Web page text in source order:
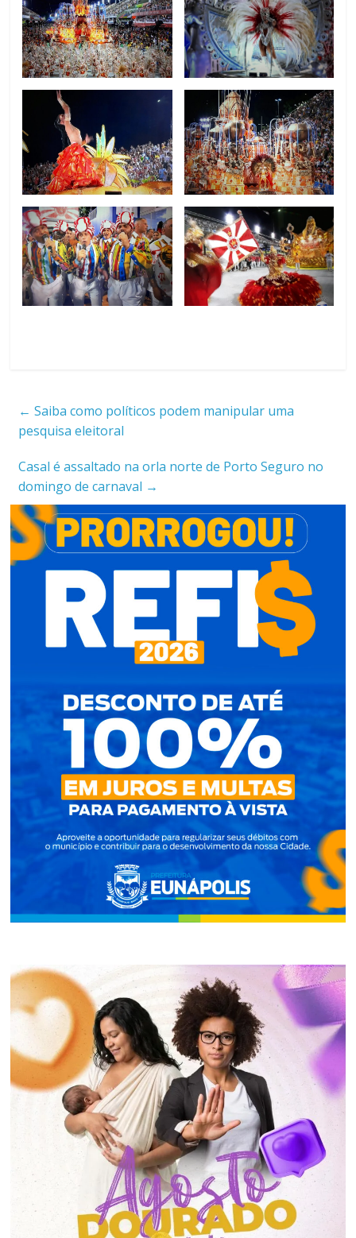
← Saiba como políticos podem manipular uma
pesquisa eleitoral
Casal é assaltado na orla norte de Porto Seguro no
domingo de carnaval →